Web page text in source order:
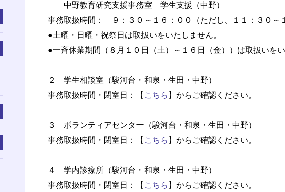
中野教育研究支援事務室 学生支援（中野）
事務取扱時間： ９：３０～１６：００（ただし、１１：３０～
●土曜・日曜・祝祭日は取扱いをいたしません。
●一斉休業期間（８月１０日（土）～１６日（金））は取扱いをい
２ 学生相談室（駿河台・和泉・生田・中野）
事務取扱時間・閉室日：【 こちら 】からご確認ください。
３ ボランティアセンター（駿河台・和泉・生田・中野）
事務取扱時間・閉室日：【 こちら 】からご確認ください。
４ 学内診療所（駿河台・和泉・生田・中野）
事務取扱時間・閉室日：【 こちら 】からご確認ください。